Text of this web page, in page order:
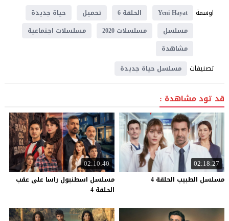
اوسمة
Yeni Hayat الحلقة 6 تحميل
حياة جديدة
مسلسل
مسلسلات 2020
مسلسلات اجتماعية
مشاهدة
تصنيفات مسلسل حياة جديدة
قد تود مشاهدة :
02:18:27
مسلسل الطبيب الحلقة 4
02:10:40
مسلسل اسطنبول راسا على عقب
الحلقة 4